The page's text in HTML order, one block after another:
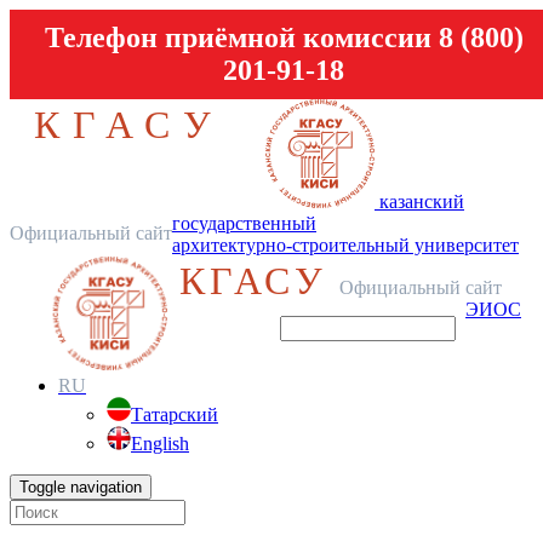
Телефон приёмной комиссии 8 (800)
201-91-18
КГАСУ
Официальный сайт
казанский
государственный
архитектурно-строительный университет
КГАСУ
Официальный сайт
ЭИОС
RU
Татарский
English
Toggle navigation